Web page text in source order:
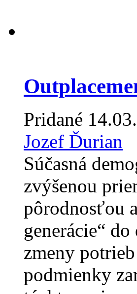
Pridané
Jozef Ďurian
Súčasná
zvýšenou
pôrodnosťou
generácie“
zmeny
podmienky